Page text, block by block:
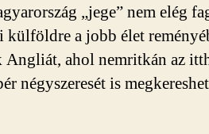
„jege” nem elég
a jobb élet
Ang­liát, ahol nemritkán az
négyszeresét is